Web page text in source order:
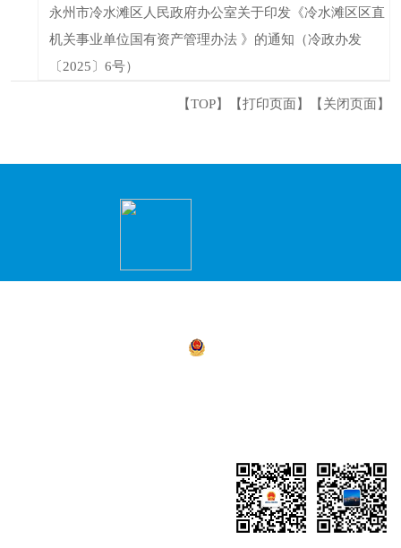
永州市冷水滩区人民政府办公室关于印发《冷水滩区区直
机关事业单位国有资产管理办法 》的通知（冷政办发
〔2025〕6号）
【TOP】 【打印页面 】【 关闭页面 】